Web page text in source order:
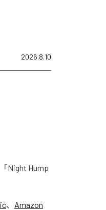
2026.8.10
Night Hump
、 Amazon